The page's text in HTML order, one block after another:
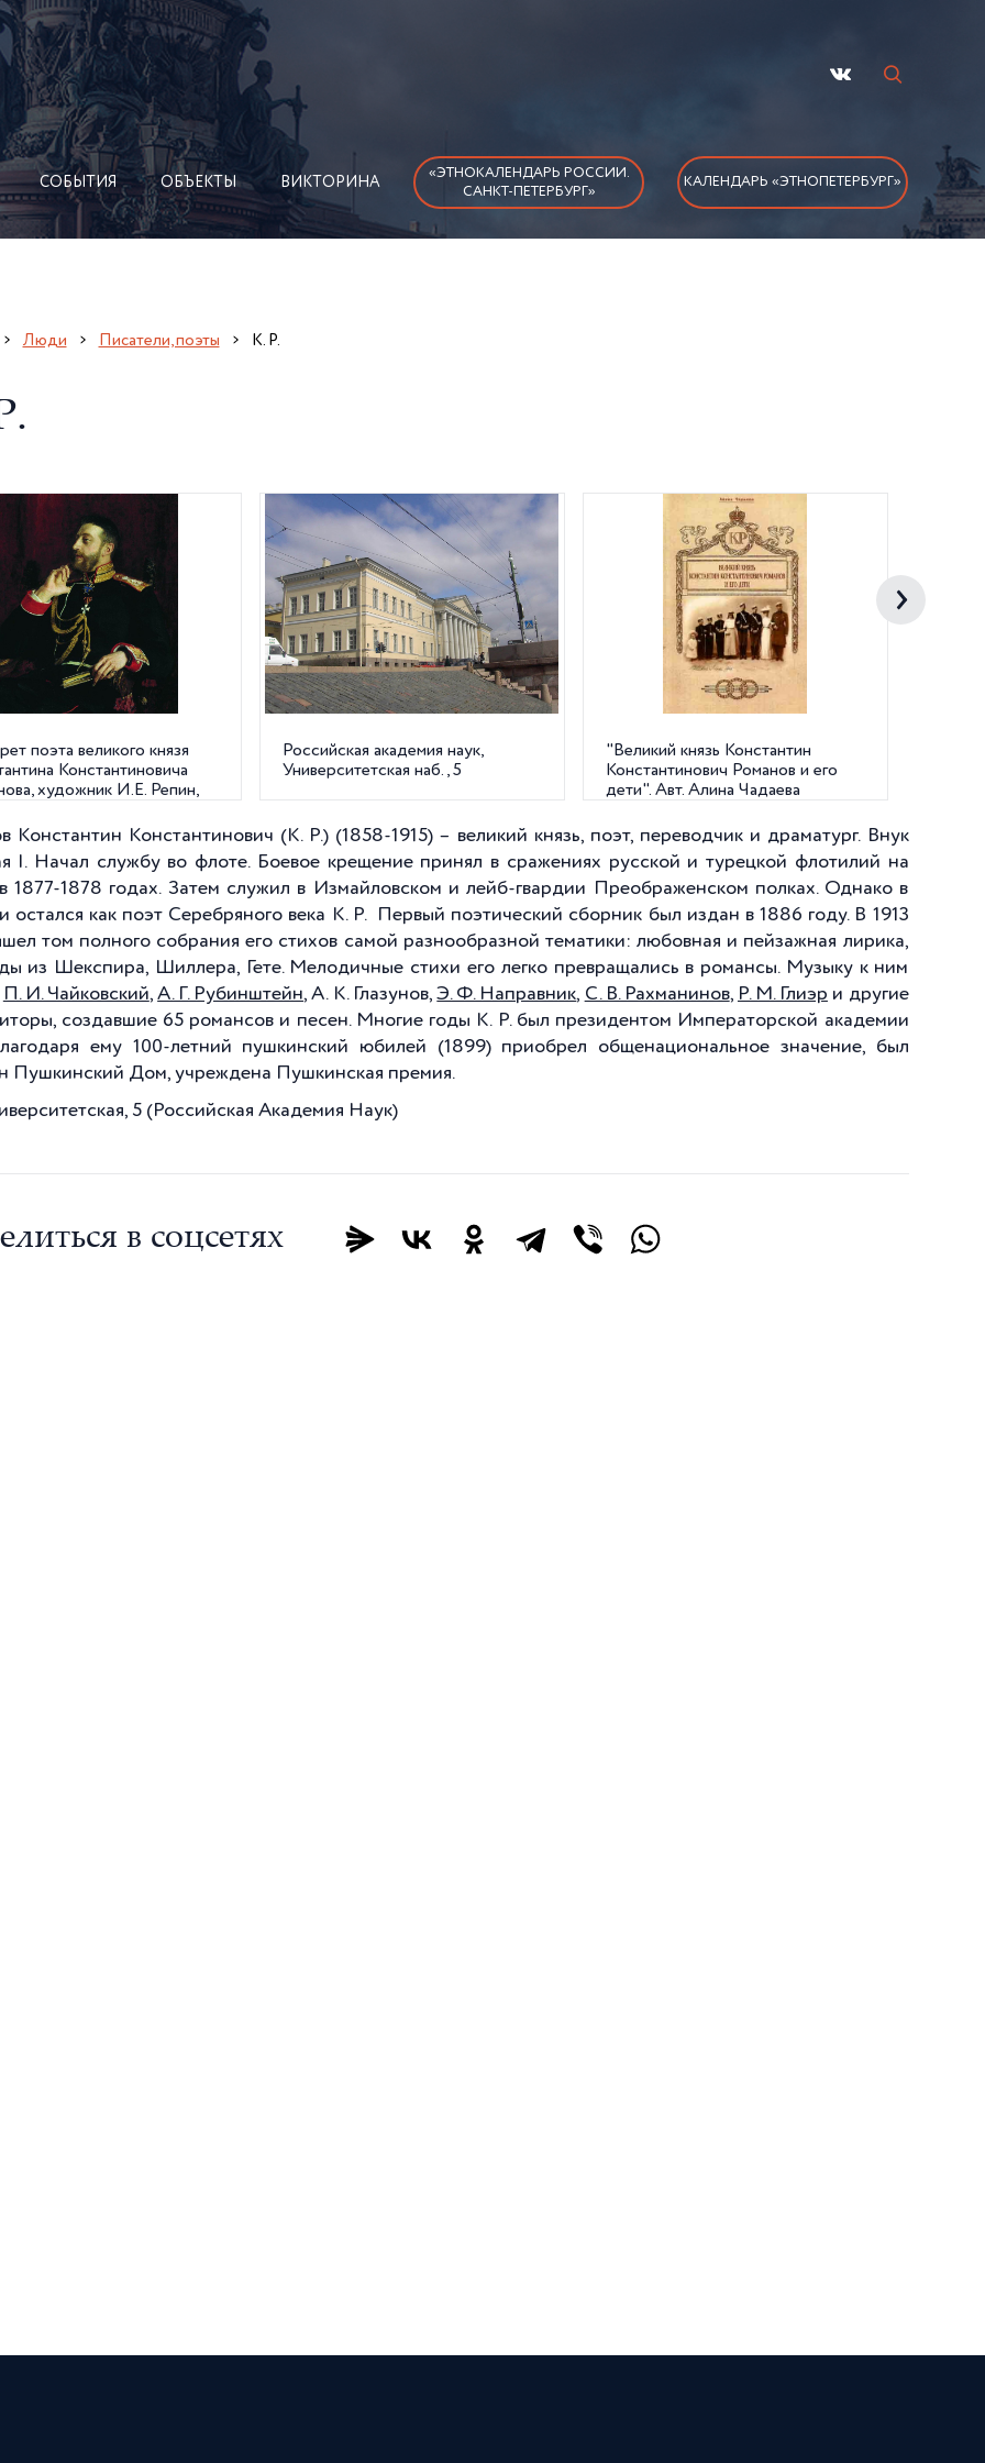
СОБЫТИЯ ОБЪЕКТЫ ВИКТОРИНА
«ЭТНОКАЛЕНДАРЬ РОССИИ.
САНКТ-ПЕТЕРБУРГ»
КАЛЕНДАРЬ «ЭТНОПЕТЕРБУРГ»
Люди Писатели, поэты К. Р.
поэта великого князя
Константиновича
художник И.Е. Репин,
Российская академия наук,
Университетская наб., 5
"Великий князь Константин
Константинович Романов и его
дети". Авт. Алина Чадаева
Константин Константинович (К. Р.) (1858-1915) – великий князь, поэт, переводчик и драматург. Внук
I. Начал службу во флоте. Боевое крещение принял в сражениях русской и турецкой флотилий на
1877-1878 годах. Затем служил в Измайловском и лейб-гвардии Преображенском полках. Однако в
остался как поэт Серебряного века К. Р. Первый поэтический сборник был издан в 1886 году. В 1913
том полного собрания его стихов самой разнообразной тематики: любовная и пейзажная лирика,
из Шекспира, Шиллера, Гете. Мелодичные стихи его легко превращались в романсы. Музыку к ним
П. И. Чайковский,А. Г. Рубинштейн, А. К. Глазунов,Э. Ф. Направник, С. В. Рахманинов, Р. М. Глиэр и другие
создавшие 65 романсов и песен. Многие годы К. Р. был президентом Императорской академии
ему 100-летний пушкинский юбилей (1899) приобрел общенациональное значение, был
Пушкинский Дом, учреждена Пушкинская премия.
5 (Российская Академия Наук)
в соцсетях